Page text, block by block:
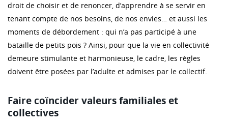
droit de choisir et de renoncer, d’apprendre à se servir en
tenant compte de nos besoins, de nos envies… et aussi les
moments de débordement : qui n’a pas participé à une
bataille de petits pois ? Ainsi, pour que la vie en collectivité
demeure stimulante et harmonieuse, le cadre, les règles
doivent être posées par l’adulte et admises par le collectif.
Faire coïncider valeurs familiales et
collectives